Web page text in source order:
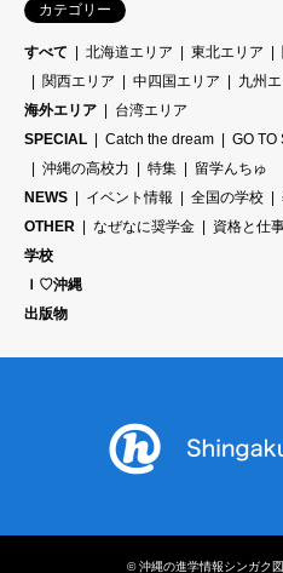
カテゴリー
すべて 北海道エリア 東北エリア
関西エリア
中四国エリア 九州
海外エリア
台湾エリア
SPECIAL
Catch the dream GO TO
沖縄の高校力
特集
留学んちゅ
NEWS
イベント情報 全国の学校
OTHER
なぜなに奨学金
資格と仕
学校
Ｉ♡沖縄
出版物
©沖縄の進学情報シンガク